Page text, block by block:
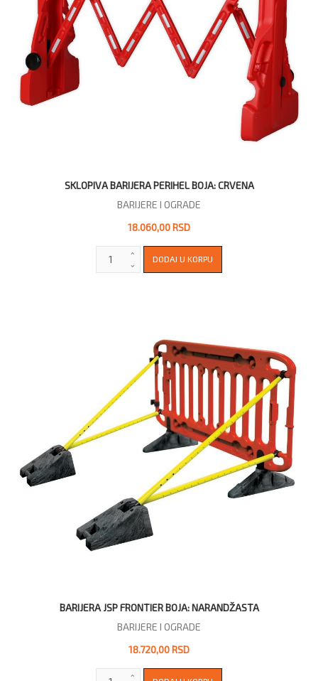
SKLOPIVA BARIJERA PERIHEL BOJA: CRVENA
BARIJERE I OGRADE
18.060,00 RSD
BARIJERA JSP FRONTIER BOJA: NARANDŽASTA
BARIJERE I OGRADE
18.720,00 RSD